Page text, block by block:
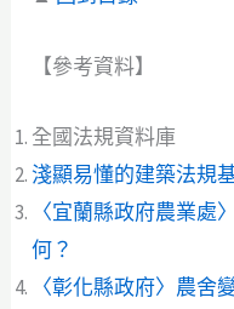
【參考資料】
全國法規資料庫
淺顯易懂的建築法規
〈宜蘭縣政府農業處
何？
〈彰化縣政府〉農舍